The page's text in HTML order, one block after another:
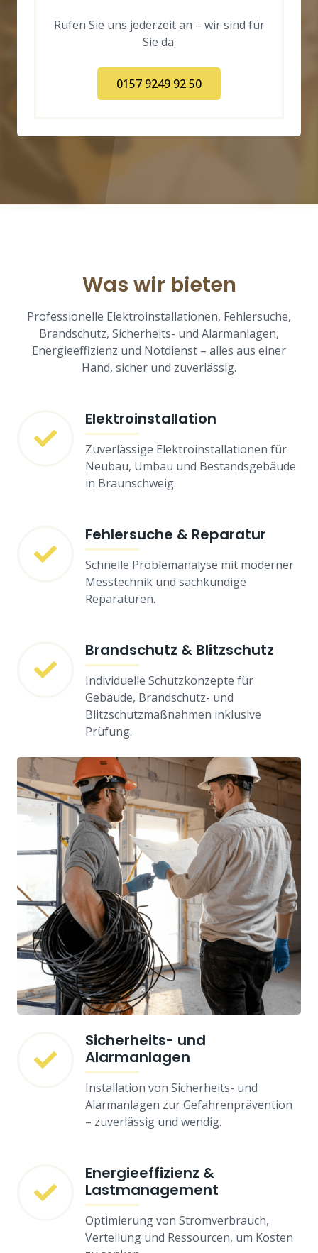
Rufen Sie uns jederzeit an – wir sind für
Sie da.
0157 9249 92 50
Was wir bieten
Professionelle Elektroinstallationen, Fehlersuche,
Brandschutz, Sicherheits- und Alarmanlagen,
Energieeffizienz und Notdienst – alles aus einer
Hand, sicher und zuverlässig.
Elektroinstallation
Zuverlässige Elektroinstallationen für
Neubau, Umbau und Bestandsgebäude
in Braunschweig.
Fehlersuche & Reparatur
Schnelle Problemanalyse mit moderner
Messtechnik und sachkundige
Reparaturen.
Brandschutz & Blitzschutz
Individuelle Schutzkonzepte für
Gebäude, Brandschutz- und
Blitzschutzmaßnahmen inklusive
Prüfung.
Sicherheits- und
Alarmanlagen
Installation von Sicherheits- und
Alarmanlagen zur Gefahrenprävention
– zuverlässig und wendig.
Energieeffizienz &
Lastmanagement
Optimierung von Stromverbrauch,
Verteilung und Ressourcen, um Kosten